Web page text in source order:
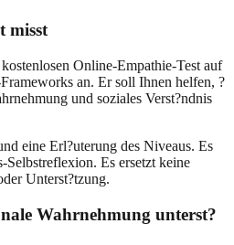
misst
Online-Empathie-Test auf
an. Er soll Ihnen helfen, ?
und soziales Verst?ndnis
eine Erl?uterung des Niveaus. Es
Es ersetzt keine
Unterst?tzung.
Wahrnehmung unterst?